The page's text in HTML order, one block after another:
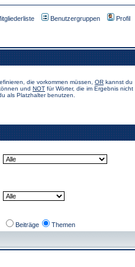
Benutzergruppen Profil
die vorkommen müssen, OR kannst du
und NOT für Wörter, die im Ergebnis nicht
als Platzhalter benutzen.
Beiträge Themen